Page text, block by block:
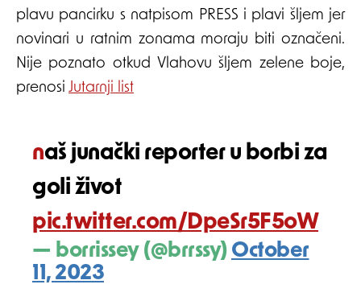
plavu pancirku s natpisom PRESS i plavi šljem jer
novinari u ratnim zonama moraju biti označeni.
Nije poznato otkud Vlahovu šljem zelene boje,
prenosi Jutarnji list
naš junački reporter u borbi za
goli život
pic.twitter.com/DpeSr5F5oW
— borrissey (@brrssy) October
11, 2023